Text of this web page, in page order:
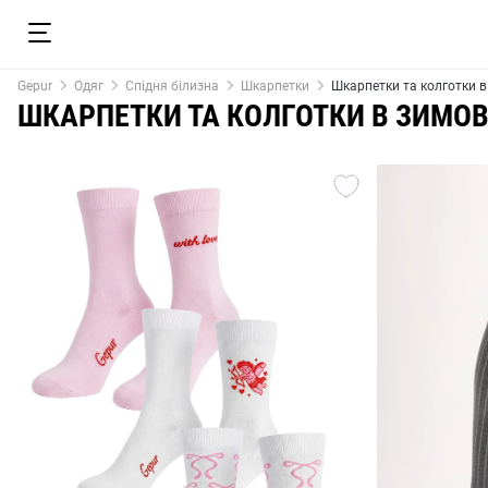
Gepur Одяг Спідня білизна Шкарпетки Шкарпетки та колготки
ШКАРПЕТКИ ТА КОЛГОТКИ В